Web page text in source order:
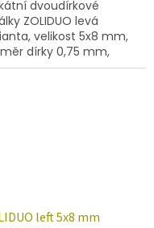
dvoudírkové
ZOLIDUO levá
velikost 5x8 mm,
dírky 0,75 mm,
balení 20 ks nebo
left 5x8 mm